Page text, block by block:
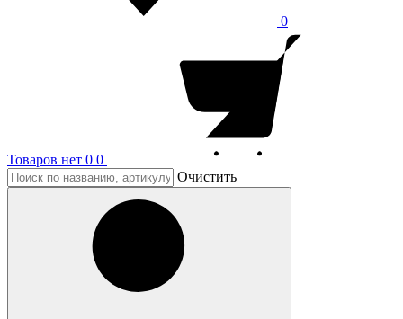
0
Товаров нет 0 0
Очистить